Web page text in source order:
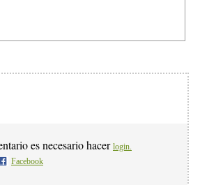
es necesario hacer login.
Facebook